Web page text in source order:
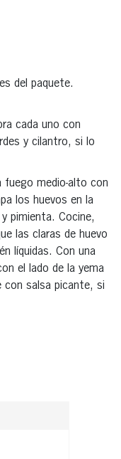
del paquete.
cada uno con
y cilantro, si lo
fuego medio-alto con
los huevos en la
pimienta. Cocine,
las claras de huevo
líquidas. Con una
el lado de la yema
con salsa picante, si